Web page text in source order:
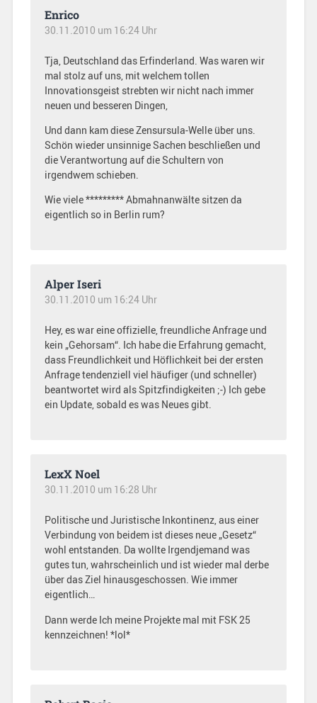
Enrico
30.11.2010 um 16:24 Uhr
Tja, Deutschland das Erfinderland. Was waren wir
mal stolz auf uns, mit welchem tollen
Innovationsgeist strebten wir nicht nach immer
neuen und besseren Dingen,
Und dann kam diese Zensursula-Welle über uns.
Schön wieder unsinnige Sachen beschließen und
die Verantwortung auf die Schultern von
irgendwem schieben.
Wie viele ********* Abmahnanwälte sitzen da
eigentlich so in Berlin rum?
Alper Iseri
30.11.2010 um 16:24 Uhr
Hey, es war eine offizielle, freundliche Anfrage und
kein „Gehorsam“. Ich habe die Erfahrung gemacht,
dass Freundlichkeit und Höflichkeit bei der ersten
Anfrage tendenziell viel häufiger (und schneller)
beantwortet wird als Spitzfindigkeiten ;-) Ich gebe
ein Update, sobald es was Neues gibt.
LexX Noel
30.11.2010 um 16:28 Uhr
Politische und Juristische Inkontinenz, aus einer
Verbindung von beidem ist dieses neue „Gesetz“
wohl entstanden. Da wollte Irgendjemand was
gutes tun, wahrscheinlich und ist wieder mal derbe
über das Ziel hinausgeschossen. Wie immer
eigentlich…
Dann werde Ich meine Projekte mal mit FSK 25
kennzeichnen! *lol*